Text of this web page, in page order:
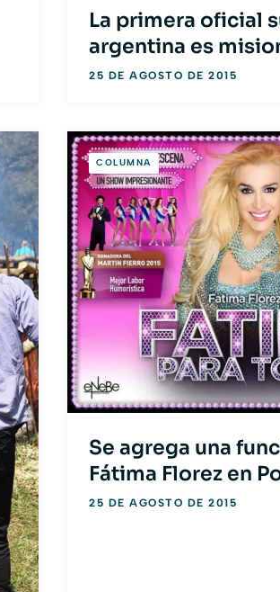
La primera oficial
argentina es
25 DE AGOSTO DE 2015
COLUMNA
Se agrega una
Fátima Florez en
25 DE AGOSTO DE 2015